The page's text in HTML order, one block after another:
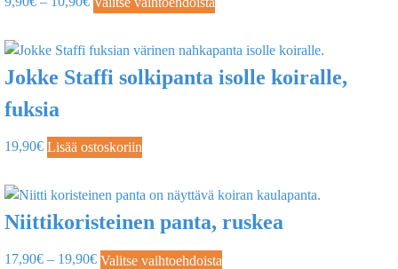
Jokke Staffi solkipanta isolle koiralle,
fuksia
19,90€ Lisää ostoskoriin
Niittikoristeinen panta, ruskea
17,90€ – 19,90€ Valitse vaihtoehdoista